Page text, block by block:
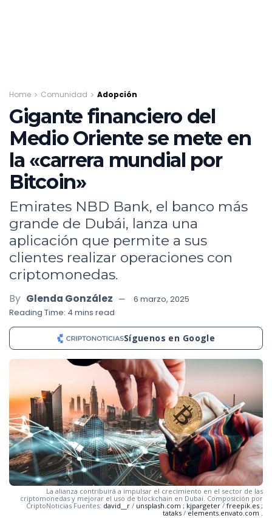
Home Comunidad Adopción
Gigante financiero del
Medio Oriente se mete en
la «carrera mundial por
Bitcoin»
Emirates NBD Bank, el banco más
grande de Dubái, lanza una
aplicación que permite a sus
clientes realizar operaciones con
criptomonedas.
By Glenda González
6 marzo, 2025
Reading Time: 4 mins read
Síguenos en Google
La alianza contribuirá a impulsar el crecimiento en el sector de las
criptomonedas y mejorar el uso de blockchain en Dubai. Composición por
CriptoNoticias Fuentes: david__r / unsplash.com ; kjpargeter / freepik.es ;
tataks / elements.envato.com